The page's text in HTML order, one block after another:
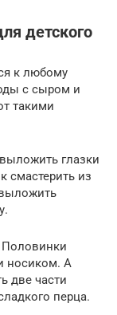
детского
к любому
с сыром и
такими
глазки
смастерить из
носиком. А
две части
перца.